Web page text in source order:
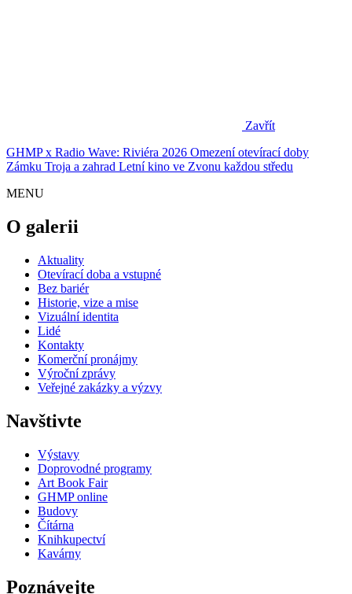
Zavřít
GHMP x Radio Wave: Riviéra 2026 Omezení otevírací doby
Zámku Troja a zahrad Letní kino ve Zvonu každou středu
MENU
O galerii
Aktuality
Otevírací doba a vstupné
Bez bariér
Historie, vize a mise
Vizuální identita
Lidé
Kontakty
Komerční pronájmy
Výroční zprávy
Veřejné zakázky a výzvy
Navštivte
Výstavy
Doprovodné programy
Art Book Fair
GHMP online
Budovy
Čítárna
Knihkupectví
Kavárny
Poznávejte